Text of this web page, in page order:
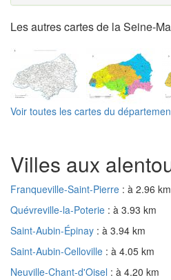
Les autres cartes de la Seine-
Voir toutes les cartes du
Villes aux
Franqueville-Saint-Pierre : à 2.96 km
Quévreville-la-Poterie : à 3.93 km
Saint-Aubin-Épinay : à 3.94 km
Saint-Aubin-Celloville : à 4.05 km
Neuville-Chant-d'Oisel : à 4.20 km